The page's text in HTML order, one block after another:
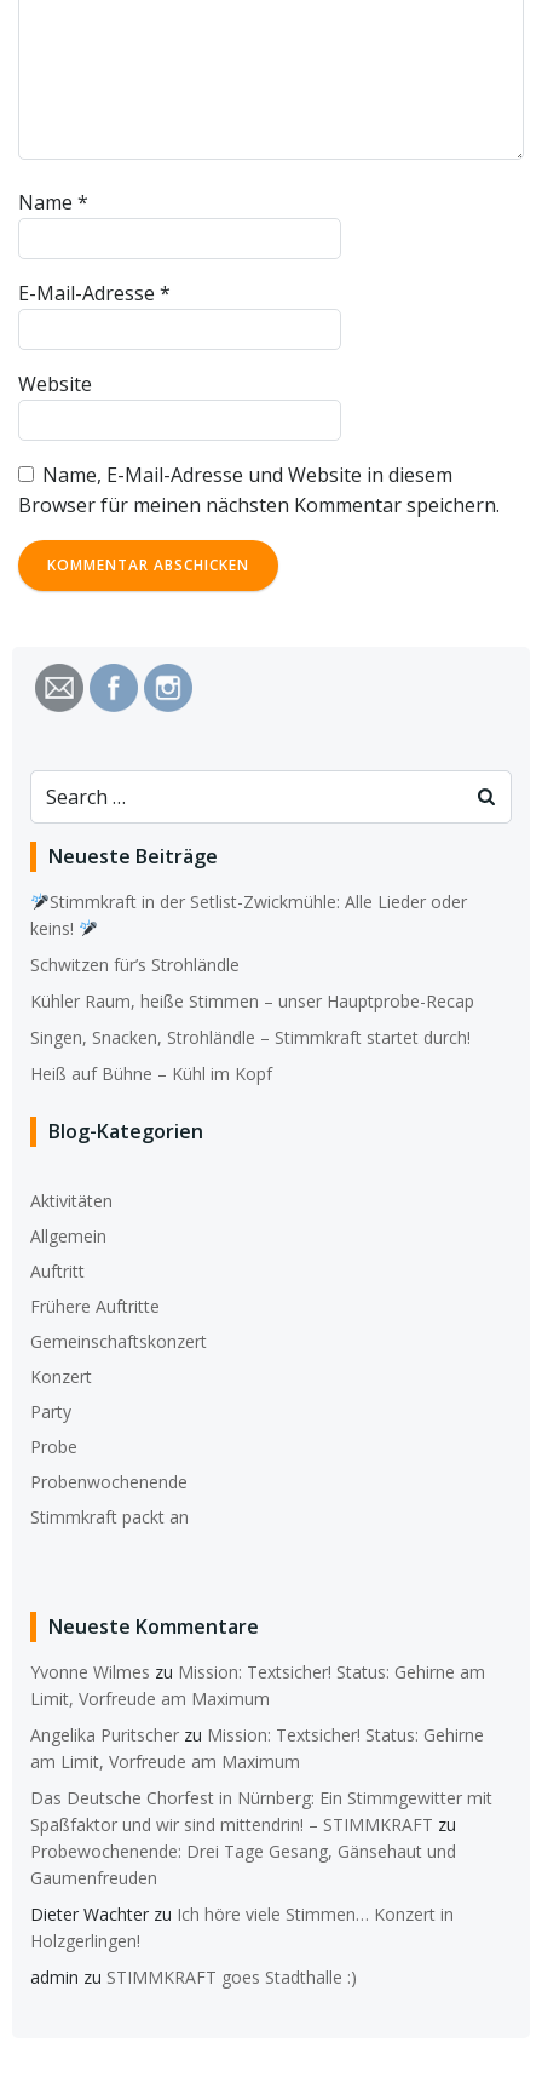
Name *
E-Mail-Adresse *
Website
Name, E-Mail-Adresse und Website in diesem
Browser für meinen nächsten Kommentar speichern.
Search
for:
Neueste Beiträge
Stimmkraft in der Setlist-Zwickmühle: Alle Lieder oder
keins!
Schwitzen für’s Strohländle
Kühler Raum, heiße Stimmen – unser Hauptprobe-Recap
Singen, Snacken, Strohländle – Stimmkraft startet durch!
Heiß auf Bühne – Kühl im Kopf
Blog-Kategorien
Aktivitäten
Allgemein
Auftritt
Frühere Auftritte
Gemeinschaftskonzert
Konzert
Party
Probe
Probenwochenende
Stimmkraft packt an
Neueste Kommentare
Yvonne Wilmes zu Mission: Textsicher! Status: Gehirne am
Limit, Vorfreude am Maximum
Angelika Puritscher zu Mission: Textsicher! Status: Gehirne
am Limit, Vorfreude am Maximum
Das Deutsche Chorfest in Nürnberg: Ein Stimmgewitter mit
Spaßfaktor und wir sind mittendrin! – STIMMKRAFT zu
Probewochenende: Drei Tage Gesang, Gänsehaut und
Gaumenfreuden
Dieter Wachter zu Ich höre viele Stimmen… Konzert in
Holzgerlingen!
admin zu STIMMKRAFT goes Stadthalle :)